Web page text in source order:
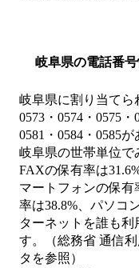
岐阜県の電話番
岐阜県に割り当てら
0573・0574・0575・
0581・0584・0585が
岐阜県の世帯単位で
FAXの保有率は
マートフォンの保有
率は38.8%、パソコ
ターネットを誰も利
す。（総務省 通信
タを参照）